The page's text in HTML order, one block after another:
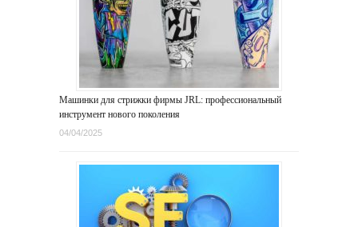
Машинки для стрижки фирмы JRL: профессиональный
инструмент нового поколения
04/04/2025